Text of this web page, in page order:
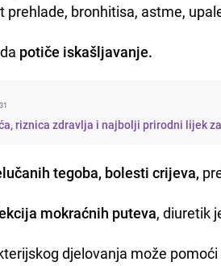
bronhitisa, astme,
potiče iskašljavanje.
riznica zdravlja i najbolji prirodni lijek
tegoba, bolesti crijeva,
mokraćnih puteva, diuretik
djelovanja može